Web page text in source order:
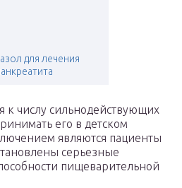
для лечения
к числу сильнодействующих
его в детском
являются пациенты
серьезные
пищеварительной